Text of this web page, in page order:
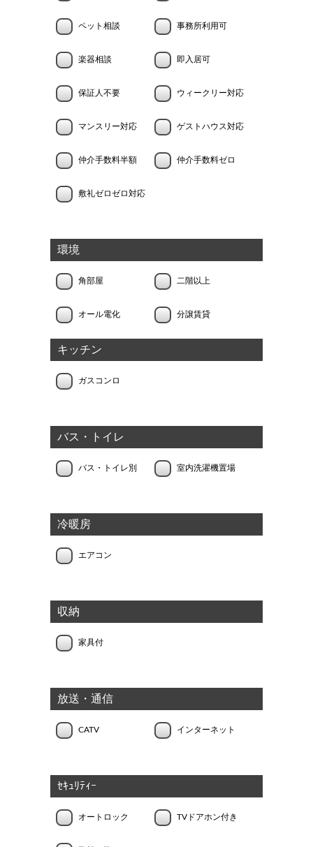
ペット相談 事務所利用可
楽器相談 即入居可
保証人不要 ウィークリー対応
マンスリー対応 ゲストハウス対応
仲介手数料半額 仲介手数料ゼロ
敷礼ゼロゼロ対応
環境
角部屋 二階以上
オール電化 分譲賃貸
キッチン
ガスコンロ
バス・トイレ
バス・トイレ別 室内洗濯機置場
冷暖房
エアコン
収納
家具付
放送・通信
CATV インターネット
ｾｷｭﾘﾃｨｰ
オートロック TVドアホン付き